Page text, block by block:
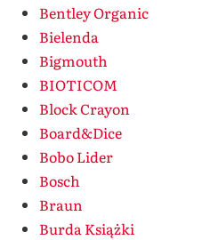
Bentley Organic
Bielenda
Bigmouth
BIOTICOM
Block Crayon
Board&Dice
Bobo Lider
Bosch
Braun
Burda Książki